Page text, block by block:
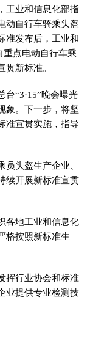
工业和信息化部指
动自行车骑乘头盔
准发布后，工业和
重点电动自行车乘
新标准。
台“3·15”晚会曝光
象。下一步，将坚
准宣贯实施，指导
头盔生产企业、
续开展新标准宣贯
各地工业和信息化
格按照新标准生
挥行业协会和标准
业提供专业检测技